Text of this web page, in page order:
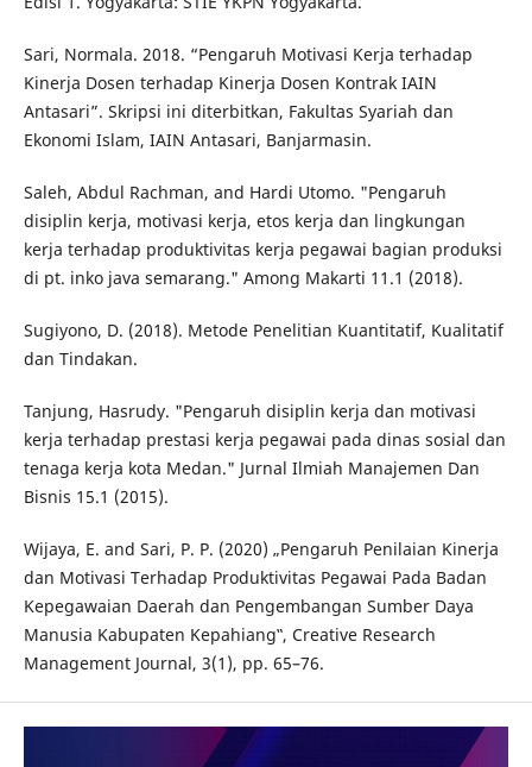
Sari, Normala. 2018. “Pengaruh Motivasi Kerja terhadap
Kinerja Dosen terhadap Kinerja Dosen Kontrak IAIN
Antasari”. Skripsi ini diterbitkan, Fakultas Syariah dan
Ekonomi Islam, IAIN Antasari, Banjarmasin.
Saleh, Abdul Rachman, and Hardi Utomo. "Pengaruh
disiplin kerja, motivasi kerja, etos kerja dan lingkungan
kerja terhadap produktivitas kerja pegawai bagian produksi
di pt. inko java semarang." Among Makarti 11.1 (2018).
Sugiyono, D. (2018). Metode Penelitian Kuantitatif, Kualitatif
dan Tindakan.
Tanjung, Hasrudy. "Pengaruh disiplin kerja dan motivasi
kerja terhadap prestasi kerja pegawai pada dinas sosial dan
tenaga kerja kota Medan." Jurnal Ilmiah Manajemen Dan
Bisnis 15.1 (2015).
Wijaya, E. and Sari, P. P. (2020) „Pengaruh Penilaian Kinerja
dan Motivasi Terhadap Produktivitas Pegawai Pada Badan
Kepegawaian Daerah dan Pengembangan Sumber Daya
Manusia Kabupaten Kepahiang‟, Creative Research
Management Journal, 3(1), pp. 65–76.